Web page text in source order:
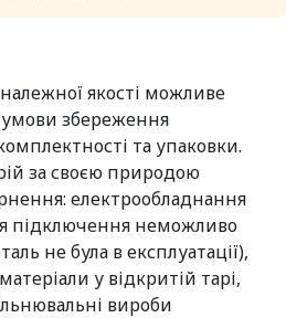
якості можливе
умови збереження
та упаковки.
за своєю природою
електрообладнання
підключення неможливо
не була в експлуатації),
у відкритій тарі,
вироби